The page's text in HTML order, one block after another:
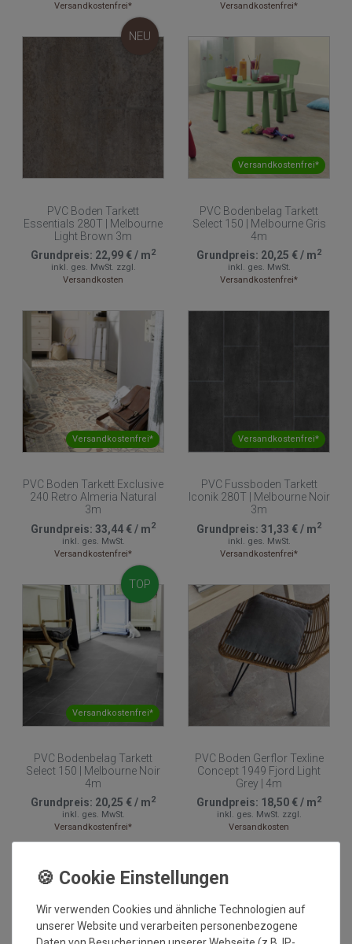
Versandkostenfrei*
Versandkostenfrei*
NEU
PVC Boden Tarkett
Essentials 280T | Melbourne
Light Brown 3m
Grundpreis: 22,99 €/ m2
inkl. ges. MwSt. zzgl.
Versandkosten
Versandkostenfrei*
PVC Bodenbelag Tarkett
Select 150 | Melbourne Gris
4m
Grundpreis: 20,25 €/ m2
inkl. ges. MwSt.
Versandkostenfrei*
Versandkostenfrei*
PVC Boden Tarkett Exclusive
240 Retro Almeria Natural
3m
Grundpreis: 33,44 €/ m2
inkl. ges. MwSt.
Versandkostenfrei*
Versandkostenfrei*
PVC Fussboden Tarkett
Iconik 280T | Melbourne Noir
3m
Grundpreis: 31,33 €/ m2
inkl. ges. MwSt.
Versandkostenfrei*
Versandkostenfrei*
TOP
PVC Bodenbelag Tarkett
Select 150 | Melbourne Noir
4m
Grundpreis: 20,25 €/ m2
inkl. ges. MwSt.
Versandkostenfrei*
PVC Boden Gerflor Texline
Concept 1949 Fjord Light
Grey | 4m
Grundpreis: 18,50 €/ m2
inkl. ges. MwSt. zzgl.
Versandkosten
Wir verwenden Cookies und ähnliche Technologien auf
unserer Website und verarbeiten personenbezogene